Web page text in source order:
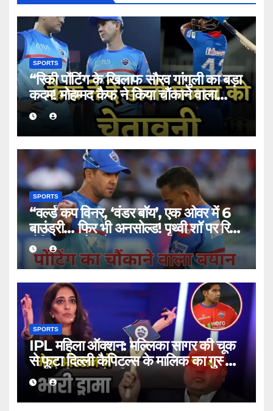
SPORTS
“रिकी पोंटिंग के खिलाफ सौरव गांगुली का बड़ा
कदम! मोहम्मद कैफ ने किया चौंकाने वाला
खुलासा”
SPORTS
“वर्ल्ड कप विनर, ‘वंडर बॉय’, एक ओवर में 6
बाउंड्री… फिर भी अनसोल्ड! पृथ्वी शॉ पर रिकी
पोंटिंग का चौंकाने वाला बयान”
SPORTS
IPL महिला ऑक्शन: मल्लिका सागर की चूक
से फूटा दिल्ली कैपिटल्स के मालिक का गुस्सा,
हाथ से निकला मैच विनर!